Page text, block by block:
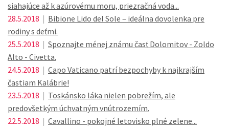
siahajúce až k azúrovému moru, priezračná voda...
28.5.2018 | Bibione Lido del Sole – ideálna dovolenka pre
rodiny s deťmi.
25.5.2018 | Spoznajte ménej známu časť Dolomitov - Zoldo
Alto - Civetta.
24.5.2018 | Capo Vaticano patrí bezpochyby k najkrajším
častiam Kalábrie!
23.5.2018 | Toskánsko láka nielen pobrežím, ale
predovšetkým úchvatným vnútrozemím.
22.5.2018 | Cavallino - pokojné letovisko plné zelene...